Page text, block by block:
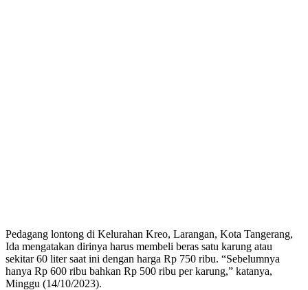
Pedagang lontong di Kelurahan Kreo, Larangan, Kota Tangerang,
Ida mengatakan dirinya harus membeli beras satu karung atau
sekitar 60 liter saat ini dengan harga Rp 750 ribu. “Sebelumnya
hanya Rp 600 ribu bahkan Rp 500 ribu per karung,” katanya,
Minggu (14/10/2023).